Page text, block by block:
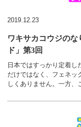
2019.12.23
ワキサカコウジの
ド」第3回
日本ではすっかり定着し
だけではなく、フェネッ
しくありません。一方、